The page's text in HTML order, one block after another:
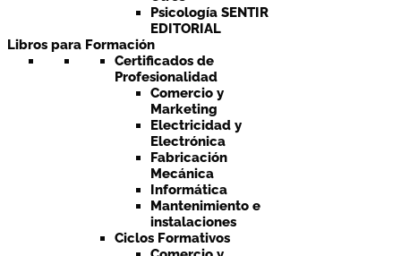
Psicología SENTIR
EDITORIAL
Libros para Formación
Certificados de
Profesionalidad
Comercio y
Marketing
Electricidad y
Electrónica
Fabricación
Mecánica
Informática
Mantenimiento e
instalaciones
Ciclos Formativos